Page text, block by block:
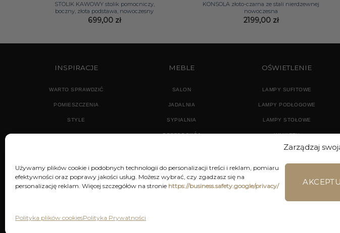
Zarządzaj
Używamy plików cookie i podobnych technologii do personalizacji treści i reklam, pomiaru
efektywności oraz poprawy jakości usług. Możesz wybrać, czy zgadzasz się na
personalizację reklam. Więcej szczegółów na stronie https://business.safety.google/privacy/
Polityka plików cookiesPolityka Prywatności
STOLIK KAWOWY stolik pomocniczy,
boczny, złota podstawa, nowoczesny
699,00 zł
KONSOLA złoto-czarna ze stali nierdzewnej
nowoczesna
2199,00 zł
INSPIRACJE
WARTO SPRAWDZIĆ
POMIESZCZENIA
STYLE
MEBLE
SALON
JADALNIA
SYPIALNIA
PRZEDPOKÓJ
OŚWIETLENIE
LAMPY SUFITOWE
LAMPY PODŁOGOWE
LAMPY STOŁOWE
KINKIETY